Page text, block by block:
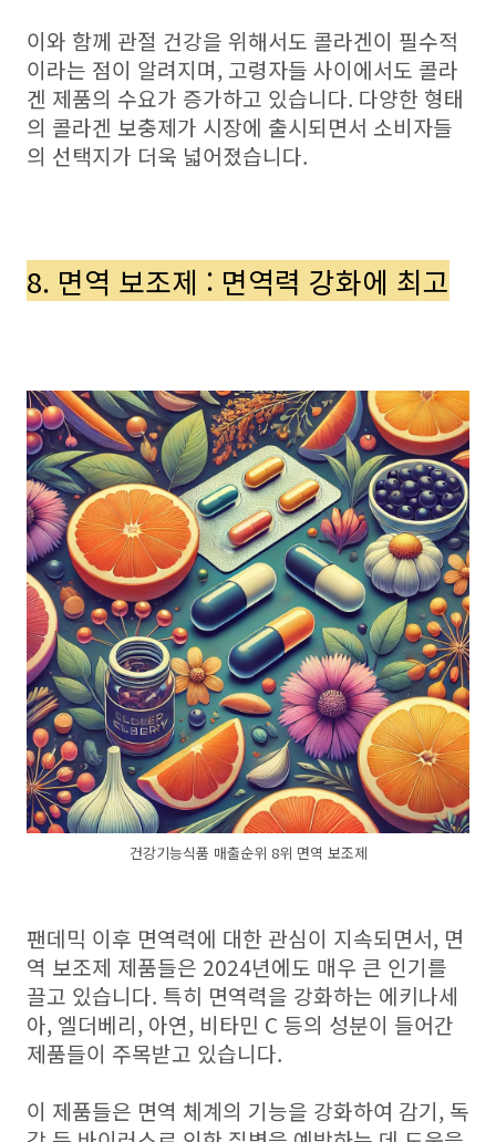
이와 함께 관절 건강을 위해서도 콜라겐이 필수적
이라는 점이 알려지며, 고령자들 사이에서도 콜라
겐 제품의 수요가 증가하고 있습니다. 다양한 형태
의 콜라겐 보충제가 시장에 출시되면서 소비자들
의 선택지가 더욱 넓어졌습니다.
8. 면역 보조제 : 면역력 강화에 최고
건강기능식품 매출순위 8위 면역 보조제
팬데믹 이후 면역력에 대한 관심이 지속되면서, 면
역 보조제 제품들은 2024년에도 매우 큰 인기를
끌고 있습니다. 특히 면역력을 강화하는 에키나세
아, 엘더베리, 아연, 비타민 C 등의 성분이 들어간
제품들이 주목받고 있습니다.
이 제품들은 면역 체계의 기능을 강화하여 감기, 독